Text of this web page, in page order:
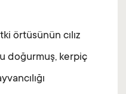
örtüsünün cılız
doğurmuş, kerpiç